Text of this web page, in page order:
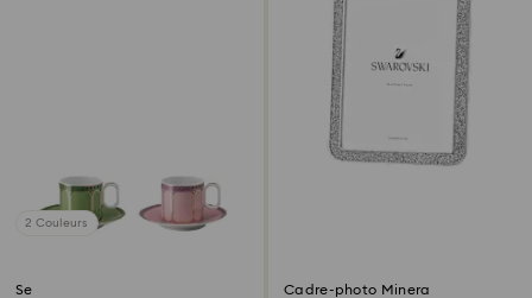
2 Couleurs
Set de tasses à café Signum Cadre-photo Minera